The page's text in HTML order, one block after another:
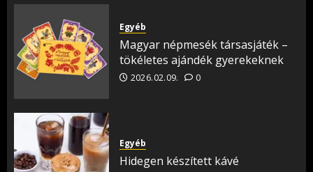
Egyéb
Magyar népmesék társasjáték –
tökéletes ajándék gyerekeknek
2026.02.09. 0
Egyéb
Hidegen készített kávé